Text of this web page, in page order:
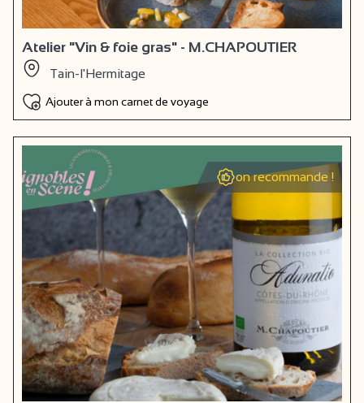
Atelier "Vin & foie gras" - M.CHAPOUTIER
Tain-l'Hermitage
Ajouter à mon carnet de voyage
on recommande !